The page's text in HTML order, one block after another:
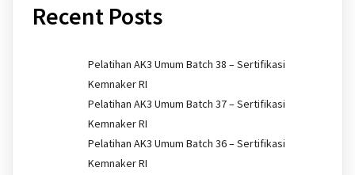
Recent Posts
Pelatihan AK3 Umum Batch 38 – Sertifikasi
Kemnaker RI
Pelatihan AK3 Umum Batch 37 – Sertifikasi
Kemnaker RI
Pelatihan AK3 Umum Batch 36 – Sertifikasi
Kemnaker RI